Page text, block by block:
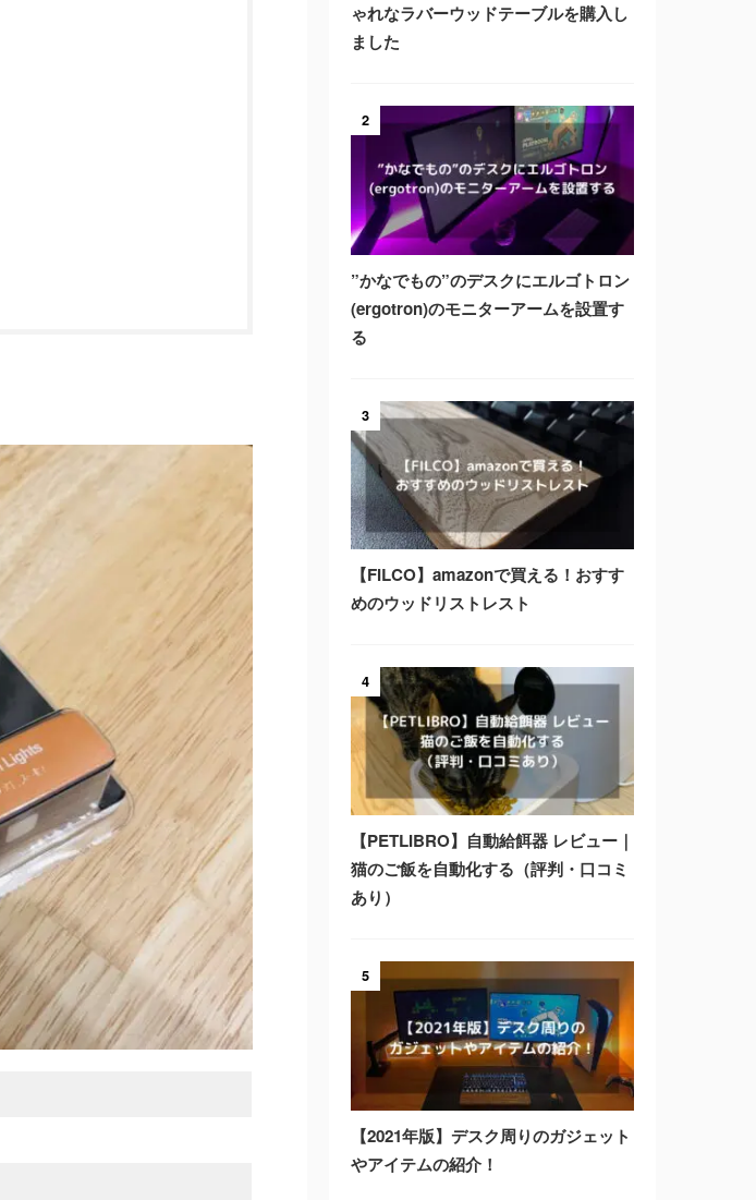
ゃれなラバーウッドテーブルを購入し
ました
2
”かなでもの”のデスクにエルゴトロン
(ergotron)のモニターアームを設置す
る
3
【FILCO】amazonで買える！おすす
めのウッドリストレスト
4
【PETLIBRO】自動給餌器 レビュー｜
猫のご飯を自動化する（評判・口コミ
あり）
5
【2021年版】デスク周りのガジェット
やアイテムの紹介！